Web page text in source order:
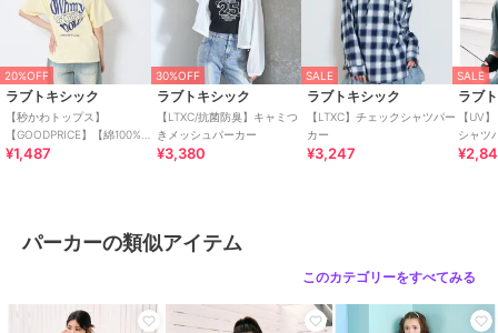
原産国 中国
20%OFF
ラブトキシック
【秒かわトップス】
【GOODPRICE】【綿100%】
バックハートロゴ刺しゅう半
¥1,487
30%OFF
ラブトキシック
【LTXC/抗菌防臭】キャミつ
きメッシュパーカー
¥3,380
SALE
ラブトキシック
【LTXC】チェックシャツパー
カー
¥3,247
SALE
ラブ
【UV
シャツ
パーカーの類似アイテム
このカテゴリーをすべてみる